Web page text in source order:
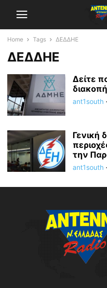
Home Tags ΔΕΔΔΗΕ
ΔΕΔΔΗΕ
Δείτε
ant1south
Γενική
την
ant1south